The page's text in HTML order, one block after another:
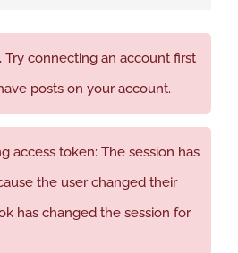
Try connecting an account first
posts on your account.
access token: The session has
the user changed their
has changed the session for